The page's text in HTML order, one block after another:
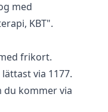
med
KBT".
frikort.
via 1177.
du kommer via